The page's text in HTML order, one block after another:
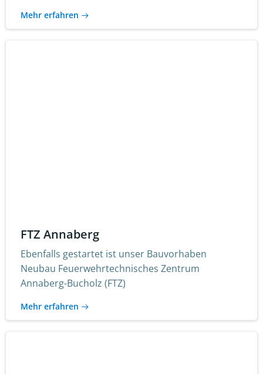
Mehr erfahren
FTZ Annaberg
Ebenfalls gestartet ist unser Bauvorhaben
Neubau Feuerwehrtechnisches Zentrum
Annaberg-Bucholz (FTZ)
Mehr erfahren